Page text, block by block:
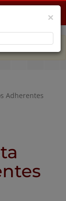
Menu
Adherentes
×